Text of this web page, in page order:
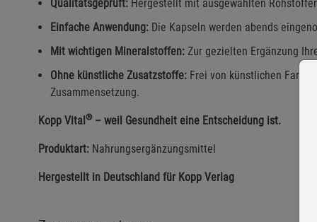
Qualitätsgeprüft: Hergestellt mit ausgewählten
Einfache Anwendung: Die Kapseln werden abends
Mit wichtigen Mineralstoffen: Zur gezielten Ergänzung
Ohne künstliche Zusatzstoffe: Frei von künstlichen Farb-
Zusammensetzung.
Kopp Vital®– weil Gesundheit eine Entscheidung ist.
Produktart: Nahrungsergänzungsmittel
Hergestellt in Deutschland für Kopp Verlag